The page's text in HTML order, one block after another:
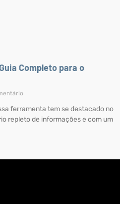
Completo para o
ferramenta tem se destacado no
repleto de informações e com um